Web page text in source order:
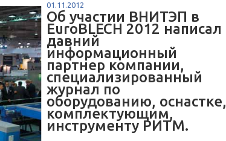
01.11.2012
Об участии ВНИТЭП в
EuroBLECH 2012 написал
давний
информационный
партнер компании,
специализированный
журнал по
оборудованию, оснастке,
комплектующим,
инструменту РИТМ.